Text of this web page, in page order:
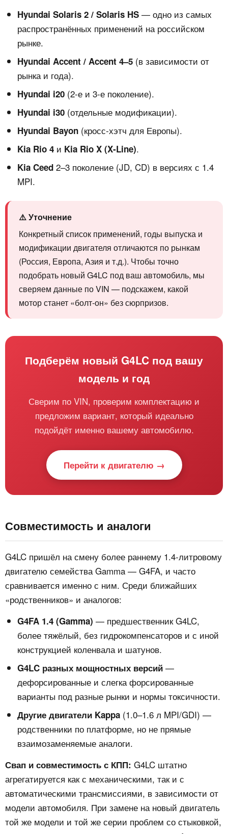
Hyundai Solaris 2 / Solaris HS — одно из самых
распространённых применений на российском
рынке.
Hyundai Accent / Accent 4–5 (в зависимости от
рынка и года).
Hyundai i20 (2‑е и 3‑е поколение).
Hyundai i30 (отдельные модификации).
Hyundai Bayon (кросс‑хэтч для Европы).
Kia Rio 4 и Kia Rio X (X‑Line).
Kia Ceed 2–3 поколение (JD, CD) в версиях с 1.4
MPI.
⚠️ Уточнение
Конкретный список применений, годы выпуска и
модификации двигателя отличаются по рынкам
(Россия, Европа, Азия и т.д.). Чтобы точно
подобрать новый G4LC под ваш автомобиль, мы
сверяем данные по VIN — подскажем, какой
мотор станет «болт‑он» без сюрпризов.
Подберём новый G4LC под вашу
модель и год
Сверим по VIN, проверим комплектацию и
предложим вариант, который идеально
подойдёт именно вашему автомобилю.
Перейти к двигателю →
Совместимость и аналоги
G4LC пришёл на смену более раннему 1.4‑литровому
двигателю семейства Gamma — G4FA, и часто
сравнивается именно с ним. Среди ближайших
«родственников» и аналогов:
G4FA 1.4 (Gamma) — предшественник G4LC,
более тяжёлый, без гидрокомпенсаторов и с иной
конструкцией коленвала и шатунов.
G4LC разных мощностных версий —
дефорсированные и слегка форсированные
варианты под разные рынки и нормы токсичности.
Другие двигатели Kappa (1.0–1.6 л MPI/GDI) —
родственники по платформе, но не прямые
взаимозаменяемые аналоги.
Свап и совместимость с КПП: G4LC штатно
агрегатируется как с механическими, так и с
автоматическими трансмиссиями, в зависимости от
модели автомобиля. При замене на новый двигатель
той же модели и той же серии проблем со стыковкой,